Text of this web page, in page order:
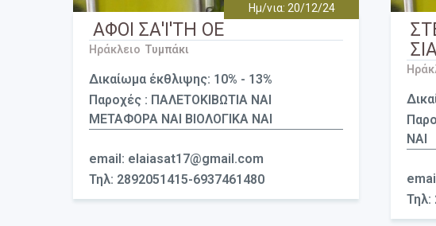
Ημ/νια: 20/12/24
ΑΦΟΙ ΣΑ'Ι'ΤΗ ΟΕ
Ηράκλειο Τυμπάκι
Δικαίωμα έκθλιψης: 10% - 13%
Παροχές : ΠΑΛΕΤΟΚΙΒΩΤΙΑ ΝΑΙ
ΜΕΤΑΦΟΡΑ ΝΑΙ ΒΙΟΛΟΓΙΚΑ ΝΑΙ
email: elaiasat17@gmail.com
Τηλ: 2892051415-6937461480
ΝΑΙ
Τηλ: